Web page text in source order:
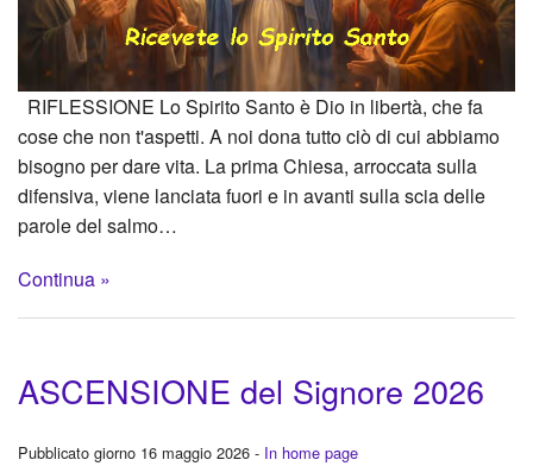
RIFLESSIONE Lo Spirito Santo è Dio in libertà, che fa
cose che non t'aspetti. A noi dona tutto ciò di cui abbiamo
bisogno per dare vita. La prima Chiesa, arroccata sulla
difensiva, viene lanciata fuori e in avanti sulla scia delle
parole del salmo…
Continua »
ASCENSIONE del Signore 2026
Pubblicato giorno 16 maggio 2026 - In home page